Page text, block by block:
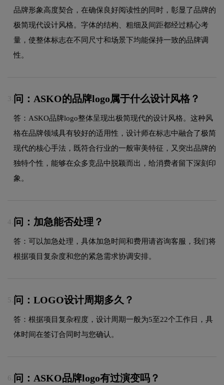
品牌形象高度契合，在确保良好阅读性的同时，彰显了品牌的
极简现代设计风格。字体的结构、粗细及间距都经过精心考
量，使整体标志在不同尺寸和场景下均能保持一致的品牌调
性。
3. 问：ASKO的品牌logo属于什么设计风格？
答：ASKO品牌logo整体呈现出极简现代的设计风格。这种风
格在品牌领域具有较好的适用性，设计师在标志中融合了极简
现代的核心手法，既符合行业的一般审美特征，又突出品牌的
独特个性，能够在众多竞品中脱颖而出，给消费者留下深刻印
象。
4. 问：加急能否处理？
答：可以加急处理，具体加急时间和费用请咨询客服，我们将
根据项目复杂度和您的紧急需求协调安排。
5. 问：LOGO设计周期多久？
答：根据项目复杂程度，设计周期一般为5至22个工作日，具
体时间在签订合同时与您确认。
6. 问：ASKO品牌logo有过演变吗？